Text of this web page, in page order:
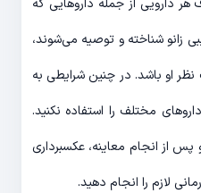
زانو شناخته و توصیه می‌شوند،
او باشد. در چنین شرایطی به
مختلف را استفاده نکنید.
از انجام معاینه، عکسبرداری
لازم را انجام دهید.